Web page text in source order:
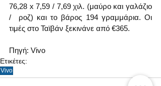
76,28 х 7,59 / 7,69 χιλ. (μαύρο και γαλάζιο
/  ροζ) και το βάρος 194 γραμμάρια. Οι
τιμές στο Ταϊβάν ξεκινάνε από €365.
Πηγή: Vivo
Ετικέτες:
Vivo